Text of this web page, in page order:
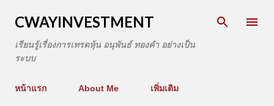
CWAYINVESTMENT
เรียนรู้เรื่องการเทรดหุ้น อนุพันธ์ ทองคำ อย่างเป็น
ระบบ
หน้าแรก About Me เพิ่มเติม